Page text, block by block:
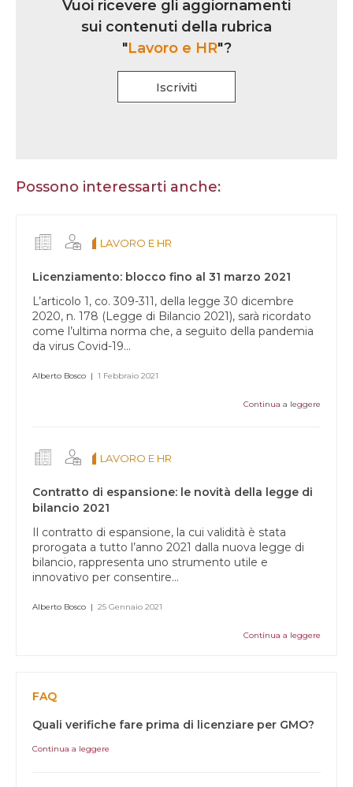
Vuoi ricevere gli aggiornamenti
sui contenuti della rubrica
"Lavoro e HR"?
Iscriviti
essere
questo
campo
Possono interessarti anche:
LAVORO E HR
Licenziamento: blocco fino al 31 marzo 2021
L’articolo 1, co. 309-311, della legge 30 dicembre
2020, n. 178 (Legge di Bilancio 2021), sarà ricordato
come l’ultima norma che, a seguito della pandemia
da virus Covid-19...
Alberto Bosco | 1 Febbraio 2021
Continua a leggere
LAVORO E HR
Contratto di espansione: le novità della legge di
bilancio 2021
Il contratto di espansione, la cui validità è stata
prorogata a tutto l’anno 2021 dalla nuova legge di
bilancio, rappresenta uno strumento utile e
innovativo per consentire...
Alberto Bosco | 25 Gennaio 2021
Continua a leggere
FAQ
Quali verifiche fare prima di licenziare per GMO?
Continua a leggere